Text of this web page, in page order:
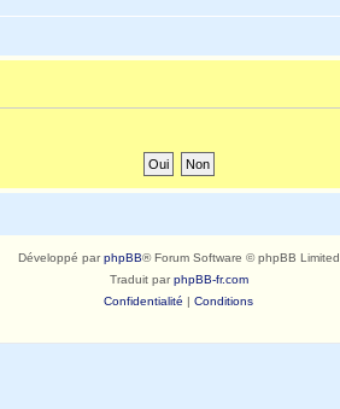
Développé parphpBB® Forum Software © phpBB Limited
Traduit parphpBB-fr.com
Confidentialité | Conditions